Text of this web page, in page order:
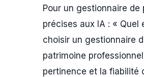
Pour un gestionnaire
précises aux IA : «
choisir un gestionnaire
patrimoine
pertinence et la fiabilité